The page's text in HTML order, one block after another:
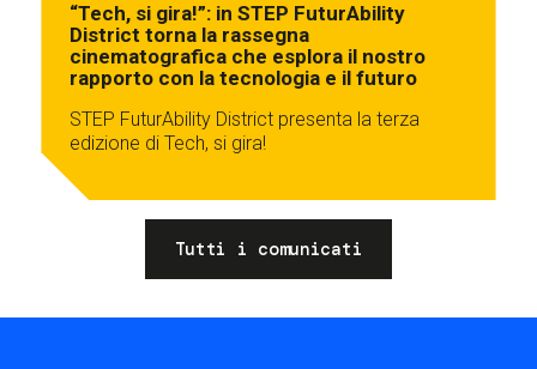
“Tech, si gira!”: in STEP FuturAbility
District torna la rassegna
cinematografica che esplora il nostro
rapporto con la tecnologia e il futuro
STEP FuturAbility District presenta la terza
edizione di Tech, si gira!
Tutti i comunicati